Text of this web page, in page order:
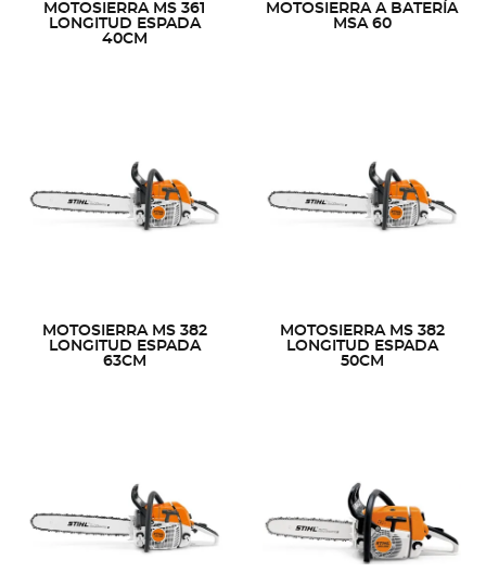
MOTOSIERRA MS 361
LONGITUD ESPADA
40CM
MOTOSIERRA A BATERÍA
MSA 60
MOTOSIERRA MS 382
LONGITUD ESPADA
63CM
MOTOSIERRA MS 382
LONGITUD ESPADA
50CM